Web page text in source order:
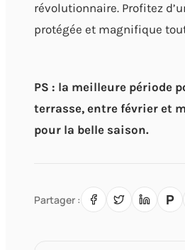
révolutionnaire. Profitez
protégée et magnifique
PS : la meilleure période
terrasse, entre février et
pour la belle saison.
Partager : P